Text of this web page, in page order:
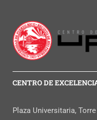
CENTRO DE
Plaza Universitaria,